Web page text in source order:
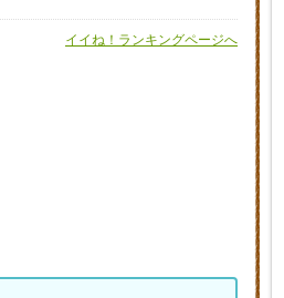
イイね！ランキングページへ